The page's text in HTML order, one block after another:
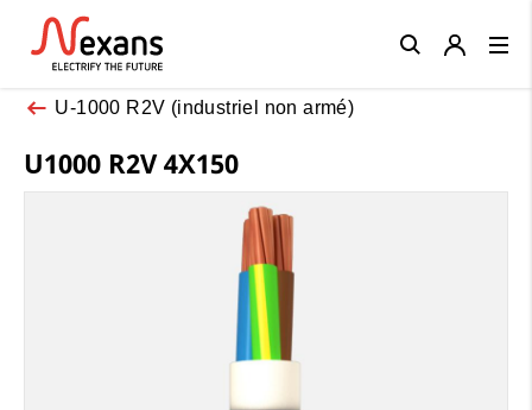
U-1000 R2V (industriel non armé)
U1000 R2V 4X150
Close